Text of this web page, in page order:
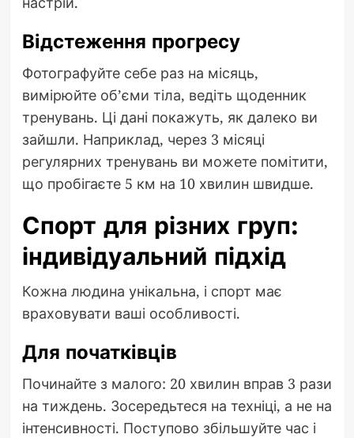
Відстеження прогресу
Фотографуйте себе раз на місяць,
вимірюйте об’єми тіла, ведіть щоденник
тренувань. Ці дані покажуть, як далеко ви
зайшли. Наприклад, через 3 місяці
регулярних тренувань ви можете помітити,
що пробігаєте 5 км на 10 хвилин швидше.
Спорт для різних груп:
індивідуальний підхід
Кожна людина унікальна, і спорт має
враховувати ваші особливості.
Для початківців
Починайте з малого: 20 хвилин вправ 3 рази
на тиждень. Зосередьтеся на техніці, а не на
інтенсивності. Поступово збільшуйте час і